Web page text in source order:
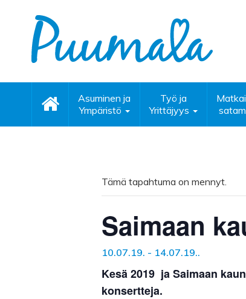
Asuminen ja
Ympäristö
Työ ja
Yrittäjyys
Tämä tapahtuma on mennyt.
Saimaan
10.07.19. - 14.07.19..
Kesä 2019 ja Saimaan
konsertteja.